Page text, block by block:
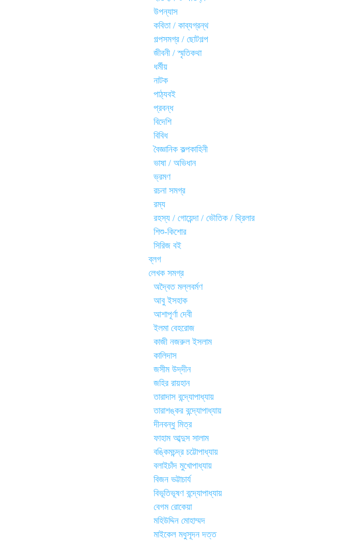
উপন্যাস
কবিতা / কাব্যগ্রন্থ
গল্পসমগ্র / ছোটগল্প
জীবনী / স্মৃতিকথা
ধর্মীয়
নাটক
পাঠ্যবই
প্রবন্ধ
বিদেশি
বিবিধ
বৈজ্ঞানিক কল্পকাহিনী
ভাষা / অভিধান
ভ্রমণ
রচনা সমগ্র
রম্য
রহস্য / গোয়েন্দা / ভৌতিক / থ্রিলার
শিশু-কিশোর
সিরিজ বই
ব্লগ
লেখক সমগ্র
অদ্বৈত মল্লবর্মণ
আবু ইসহাক
আশাপূর্ণা দেবী
ইলমা বেহরোজ
কাজী নজরুল ইসলাম
কালিদাস
জসীম উদ্‌দীন
জহির রায়হান
তারাদাস বন্দ্যোপাধ্যায়
তারাশঙ্কর বন্দ্যোপাধ্যায়
দীনবন্ধু মিত্র
ফাহাম আব্দুস সালাম
বঙ্কিমচন্দ্র চট্টোপাধ্যায়
বলাইচাঁদ মুখোপাধ্যায়
বিজন ভট্টাচার্য
বিভূতিভূষণ বন্দ্যোপাধ্যায়
বেগম রোকেয়া
মহিউদ্দিন মোহাম্মদ
মাইকেল মধুসূদন দত্ত